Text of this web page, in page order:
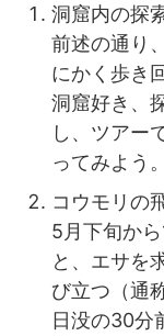
洞窟内の探
前述の通り
にかく歩き
洞窟好き、
し、ツアー
ってみよう。
コウモリの
5月下旬か
と、エサを
び立つ（通
日没の30分